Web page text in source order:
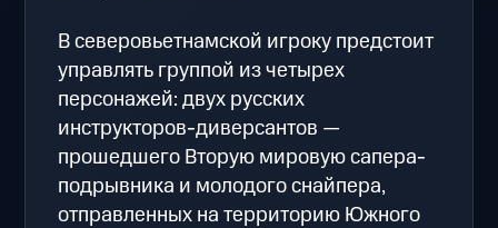
В северовьетнамской игроку предстоит
управлять группой из четырех
персонажей: двух русских
инструкторов-диверсантов —
прошедшего Вторую мировую сапера-
подрывника и молодого снайпера,
отправленных на территорию Южного